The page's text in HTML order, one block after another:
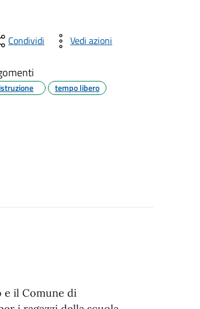
Condividi Vedi azioni
istruzione tempo libero
e il Comune di